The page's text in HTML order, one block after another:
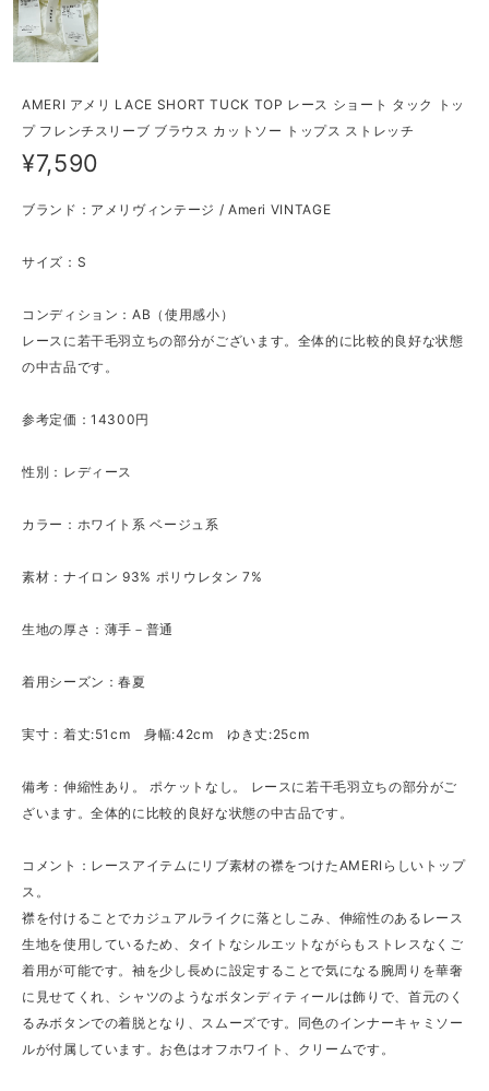
AMERI アメリ LACE SHORT TUCK TOP レース ショート タック トッ
プ フレンチスリーブ ブラウス カットソー トップス ストレッチ
¥7,590
ブランド：アメリヴィンテージ / Ameri VINTAGE
サイズ：S
コンディション：AB（使用感小）
レースに若干毛羽立ちの部分がございます。全体的に比較的良好な状態
の中古品です。
参考定価：14300円
性別：レディース
カラー：ホワイト系 ベージュ系
素材：ナイロン 93% ポリウレタン 7%
生地の厚さ：薄手－普通
着用シーズン：春夏
実寸：着丈:51cm 身幅:42cm ゆき丈:25cm
備考：伸縮性あり。 ポケットなし。 レースに若干毛羽立ちの部分がご
ざいます。全体的に比較的良好な状態の中古品です。
コメント：レースアイテムにリブ素材の襟をつけたAMERIらしいトップ
ス。
襟を付けることでカジュアルライクに落としこみ、伸縮性のあるレース
生地を使用しているため、タイトなシルエットながらもストレスなくご
着用が可能です。袖を少し長めに設定することで気になる腕周りを華奢
に見せてくれ、シャツのようなボタンディティールは飾りで、首元のく
るみボタンでの着脱となり、スムーズです。同色のインナーキャミソー
ルが付属しています。お色はオフホワイト、クリームです。